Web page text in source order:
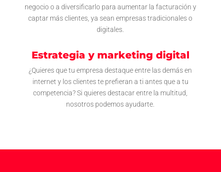
negocio o a diversificarlo para aumentar la facturación y
captar más clientes, ya sean empresas tradicionales o
digitales.
Estrategia y marketing digital
¿Quieres que tu empresa destaque entre las demás en
internet y los clientes te prefieran a ti antes que a tu
competencia? Si quieres destacar entre la multitud,
nosotros podemos ayudarte.